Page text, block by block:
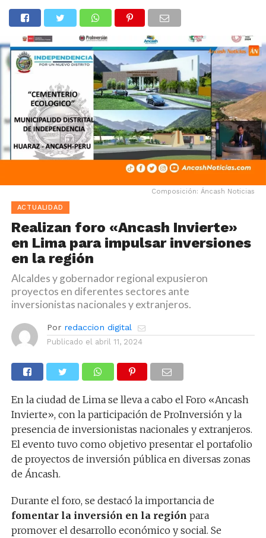
Composición: Áncash Noticias
ACTUALIDAD
Realizan foro «Ancash Invierte»
en Lima para impulsar inversiones
en la región
Alcaldes y gobernador regional expusieron
proyectos en diferentes sectores ante
inversionistas nacionales y extranjeros.
Por redaccion digital
Publicado el abril 11, 2024
En la ciudad de Lima se lleva a cabo el Foro «Ancash
Invierte», con la participación de ProInversión y la
presencia de inversionistas nacionales y extranjeros.
El evento tuvo como objetivo presentar el portafolio
de proyectos de inversión pública en diversas zonas
de Áncash.
Durante el foro, se destacó la importancia de
fomentar la inversión en la región para
promover el desarrollo económico y social. Se